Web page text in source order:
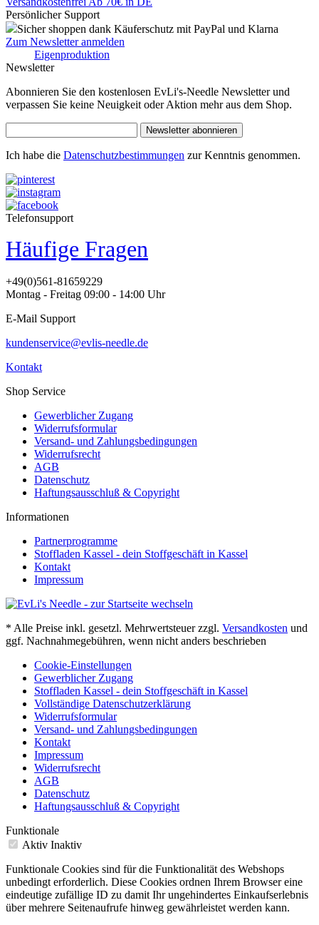
Persönlicher Support
Sicher shoppen dank Käuferschutz mit PayPal und Klarna
Zum Newsletter anmelden
Eigenproduktion
Newsletter
Abonnieren Sie den kostenlosen EvLi's-Needle Newsletter und
verpassen Sie keine Neuigkeit oder Aktion mehr aus dem Shop.
Newsletter abonnieren
Ich habe die Datenschutzbestimmungen zur Kenntnis genommen.
Telefonsupport
Häufige Fragen
+49(0)561-81659229
Montag - Freitag 09:00 - 14:00 Uhr
E-Mail Support
kundenservice@evlis-needle.de
Kontakt
Shop Service
Gewerblicher Zugang
Widerrufsformular
Versand- und Zahlungsbedingungen
Widerrufsrecht
AGB
Datenschutz
Haftungsausschluß & Copyright
Informationen
Partnerprogramme
Stoffladen Kassel - dein Stoffgeschäft in Kassel
Kontakt
Impressum
* Alle Preise inkl. gesetzl. Mehrwertsteuer zzgl. Versandkosten und
ggf. Nachnahmegebühren, wenn nicht anders beschrieben
Cookie-Einstellungen
Gewerblicher Zugang
Stoffladen Kassel - dein Stoffgeschäft in Kassel
Vollständige Datenschutzerklärung
Widerrufsformular
Versand- und Zahlungsbedingungen
Kontakt
Impressum
Widerrufsrecht
AGB
Datenschutz
Haftungsausschluß & Copyright
Funktionale
Aktiv Inaktiv
Funktionale Cookies sind für die Funktionalität des Webshops
unbedingt erforderlich. Diese Cookies ordnen Ihrem Browser eine
eindeutige zufällige ID zu damit Ihr ungehindertes Einkaufserlebnis
über mehrere Seitenaufrufe hinweg gewährleistet werden kann.